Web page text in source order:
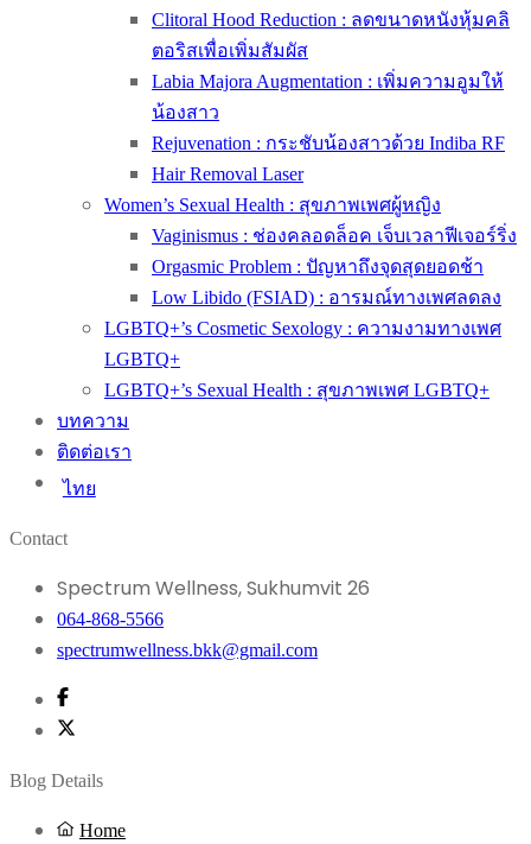
Clitoral Hood Reduction : ลดขนาดหนังหุ้มคลิ
ตอริสเพื่อเพิ่มสัมผัส
Labia Majora Augmentation : เพิ่มความอูมให้
น้องสาว
Rejuvenation : กระชับน้องสาวด้วย Indiba RF
Hair Removal Laser
Women’s Sexual Health : สุขภาพเพศผู้หญิง
Vaginismus : ช่องคลอดล็อค เจ็บเวลาฟีเจอร์ริ่ง
Orgasmic Problem : ปัญหาถึงจุดสุดยอดช้า
Low Libido (FSIAD) : อารมณ์ทางเพศลดลง
LGBTQ+’s Cosmetic Sexology : ความงามทางเพศ
LGBTQ+
LGBTQ+’s Sexual Health : สุขภาพเพศ LGBTQ+
บทความ
ติดต่อเรา
ไทย
Contact
Spectrum Wellness, Sukhumvit 26
064-868-5566
spectrumwellness.bkk@gmail.com
Blog Details
Home